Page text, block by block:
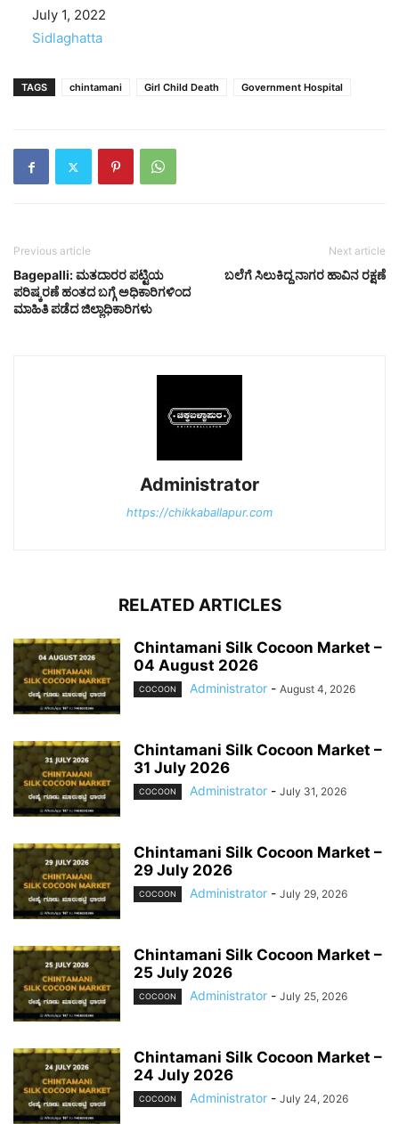
Date
July 1, 2022
In relation to
Sidlaghatta
TAGS chintamani Girl Child Death Government Hospital
Previous article
Bagepalli: ಮತದಾರರ ಪಟ್ಟಿಯ
ಪರಿಷ್ಕರಣೆ ಹಂತದ ಬಗ್ಗೆ ಅಧಿಕಾರಿಗಳಿಂದ
ಮಾಹಿತಿ ಪಡೆದ ಜಿಲ್ಲಾಧಿಕಾರಿಗಳು
Next article
ಬಲೆಗೆ ಸಿಲುಕಿದ್ದ ನಾಗರ ಹಾವಿನ ರಕ್ಷಣೆ
Administrator
https://chikkaballapur.com
RELATED ARTICLES
Chintamani Silk Cocoon Market –
04 August 2026
COCOON Administrator - August 4, 2026
Chintamani Silk Cocoon Market –
31 July 2026
COCOON Administrator - July 31, 2026
Chintamani Silk Cocoon Market –
29 July 2026
COCOON Administrator - July 29, 2026
Chintamani Silk Cocoon Market –
25 July 2026
COCOON Administrator - July 25, 2026
Chintamani Silk Cocoon Market –
24 July 2026
COCOON Administrator - July 24, 2026